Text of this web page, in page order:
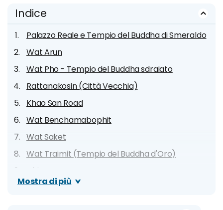
Indice
Palazzo Reale e Tempio del Buddha di Smeraldo
Wat Arun
Wat Pho - Tempio del Buddha sdraiato
Rattanakosin (Città Vecchia)
Khao San Road
Wat Benchamabophit
Wat Saket
Wat Traimit (Tempio del Buddha d'Oro)
Chinatown
Casa di Jim Thompson
Mostra di più